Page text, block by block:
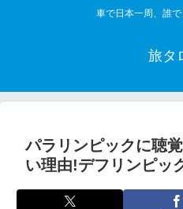
車で日本一周、誰で
旅タ
パラリンピックに聴
い理由!デフリンピッ